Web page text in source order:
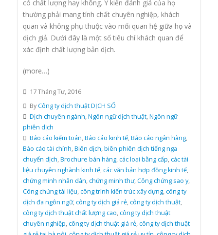
có chất lượng hay không. Ý kiến đánh giá của họ
thường phải mang tính chất chuyên nghiệp, khách
quan và không phụ thuộc vào mối quan hệ giữa họ và
dịch giả. Dưới đây là một số tiêu chí khách quan để
xác định chất lượng bản dịch.
(more…)
17 Tháng Tư, 2016
ByCông ty dịch thuật DỊCH SỐ
Dịch chuyên ngành,Ngôn ngữ dịch thuật,Ngôn ngữ
phiên dịch
Báo cáo kiểm toán,Báo cáo kinh tế,Báo cáo ngân hàng,
Báo cáo tài chính,Biên dịch,biên phiên dịch tiếng nga
chuyển dịch,Brochure bán hàng,các loại bằng cấp,các tài
liệu chuyên nghành kinh tế,các văn bản hợp đồng kinh tế,
chứng minh nhân dân,chứng minh thư,Công chứng sao y,
Công chứng tài liệu,công trình kiến trúc xây dựng,công ty
dịch đa ngôn ngữ,công ty dịch giá rẻ,công ty dịch thuật,
công ty dịch thuật chất lượng cao,công ty dịch thuật
chuyên nghiệp,công ty dịch thuật giá rẻ,công ty dịch thuật